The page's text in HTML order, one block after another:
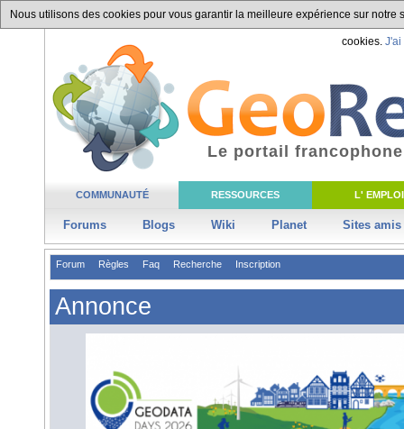
Nous utilisons des cookies pour vous garantir la meilleure expérience sur
cookies. J'ai
COMMUNAUTÉ RESSOURCES L' EMPLOI
Forums Blogs Wiki Planet Sites amis
Le portail
Forum Règles Faq Recherche Inscription
Annonce